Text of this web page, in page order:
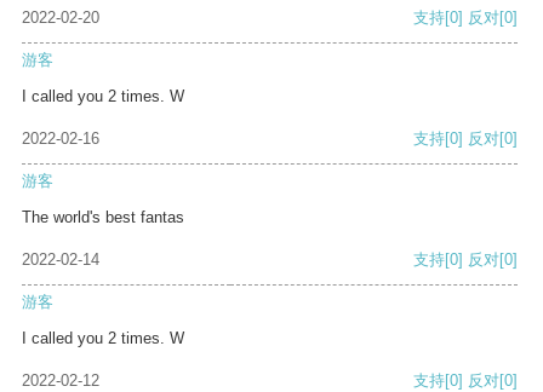
2022-02-20 支持[0] 反对[0]
游客
I called you 2 times. W
2022-02-16 支持[0] 反对[0]
游客
The world's best fantas
2022-02-14 支持[0] 反对[0]
游客
I called you 2 times. W
2022-02-12 支持[0] 反对[0]